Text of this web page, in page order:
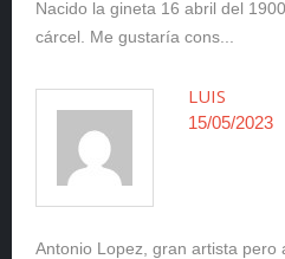
Nacido la gineta 16 abril del
cárcel. Me gustaría cons...
LUIS
15/05/2023
Antonio Lopez, gran artista pero